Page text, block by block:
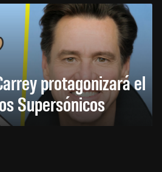
protagonizará el
Supersónicos